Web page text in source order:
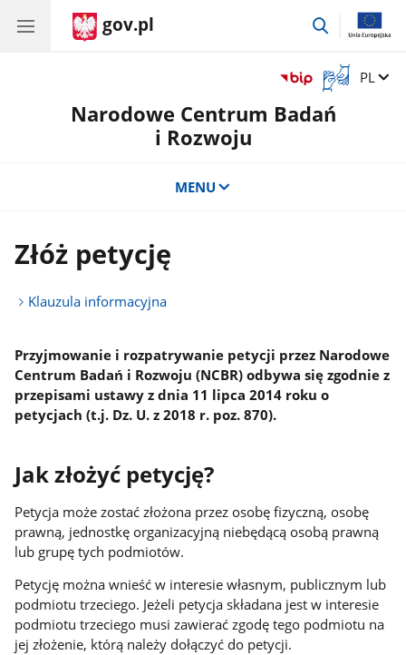
gov.pl
przejdź
Otwórz
okno
z
Zmień
PL
Narodowe Centrum Badań
i Rozwoju
MENU
Złóż petycję
Klauzula informacyjna
Przyjmowanie i rozpatrywanie petycji przez Narodowe
Centrum Badań i Rozwoju (NCBR) odbywa się zgodnie z
przepisami ustawy z dnia 11 lipca 2014 roku o
petycjach (t.j. Dz. U. z 2018 r. poz. 870).
Jak złożyć petycję?
Petycja może zostać złożona przez osobę fizyczną, osobę
prawną, jednostkę organizacyjną niebędącą osobą prawną
lub grupę tych podmiotów.
Petycję można wnieść w interesie własnym, publicznym lub
podmiotu trzeciego. Jeżeli petycja składana jest w interesie
podmiotu trzeciego musi zawierać zgodę tego podmiotu na
jej złożenie, którą należy dołączyć do petycji.